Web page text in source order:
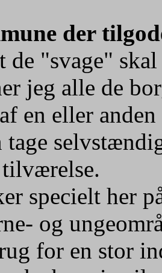
der
de "svage"
jeg alle de
en eller
specielt her
og
for en stor